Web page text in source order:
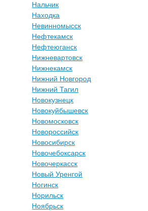
Нальчик
Находка
Невинномысск
Нефтекамск
Нефтеюганск
Нижневартовск
Нижнекамск
Нижний Новгород
Нижний Тагил
Новокузнецк
Новокуйбышевск
Новомосковск
Новороссийск
Новосибирск
Новочебоксарск
Новочеркасск
Новый Уренгой
Ногинск
Норильск
Ноябрьск